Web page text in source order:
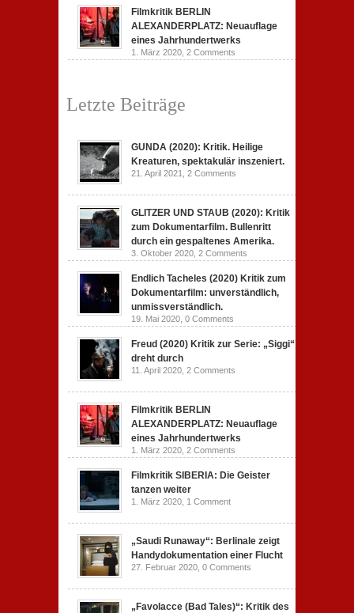
Filmkritik BERLIN
ALEXANDERPLATZ: Neuauflage
eines Jahrhundertwerks
1. März 2020, 2 Comments
Letzte Beiträge
GUNDA (2020): Kritik. Heilige
Kreaturen, spektakulär inszeniert.
21. April 2021, 2 Comments
GLITZER UND STAUB (2020): Kritik
zum Dokumentarfilm. Bullenritt
durch ein gespaltenes Amerika.
3. Oktober 2020, 2 Comments
Endlich Tacheles (2020) Kritik zum
Dokumentarfilm: unverständlich,
unmissverständlich.
19. Mai 2020, 0 Comments
Freud (2020) Kritik zur Serie: „Siggi“
dreht durch
11. April 2020, 2 Comments
Filmkritik BERLIN
ALEXANDERPLATZ: Neuauflage
eines Jahrhundertwerks
1. März 2020, 2 Comments
Filmkritik SIBERIA: Die Geister
tanzen weiter
1. März 2020, 1 Comment
„Saudi Runaway“: Berlinale zeigt
Handydokumentation einer Flucht
27. Februar 2020, 0 Comments
„Favolacce (Bad Tales)“: Kritik des